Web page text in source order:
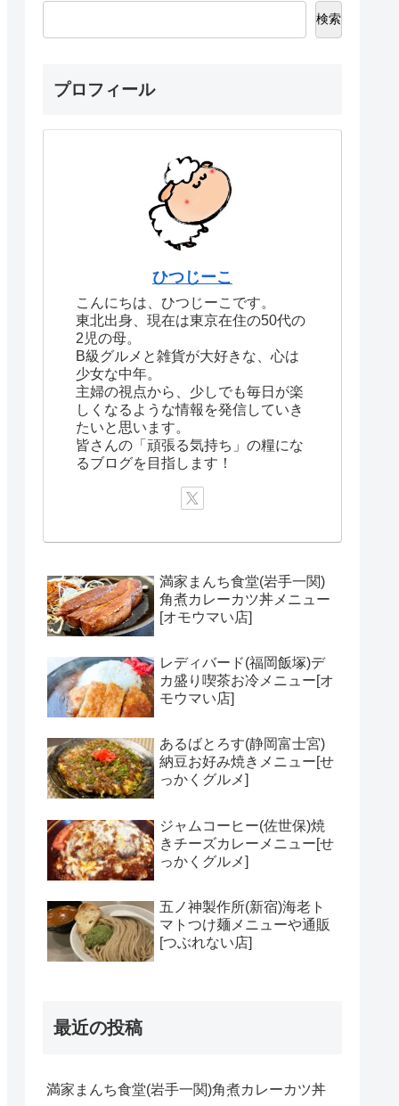
検索
プロフィール
ひつじーこ
こんにちは、ひつじーこです。
東北出身、現在は東京在住の50代の
2児の母。
B級グルメと雑貨が大好きな、心は
少女な中年。
主婦の視点から、少しでも毎日が楽
しくなるような情報を発信していき
たいと思います。
皆さんの「頑張る気持ち」の糧にな
るブログを目指します！
満家まんち食堂(岩手一関)
角煮カレーカツ丼メニュー
[オモウマい店]
レディバード(福岡飯塚)デ
カ盛り喫茶お冷メニュー[オ
モウマい店]
あるばとろす(静岡富士宮)
納豆お好み焼きメニュー[せ
っかくグルメ]
ジャムコーヒー(佐世保)焼
きチーズカレーメニュー[せ
っかくグルメ]
五ノ神製作所(新宿)海老ト
マトつけ麺メニューや通販
[つぶれない店]
最近の投稿
満家まんち食堂(岩手一関)角煮カレーカツ丼